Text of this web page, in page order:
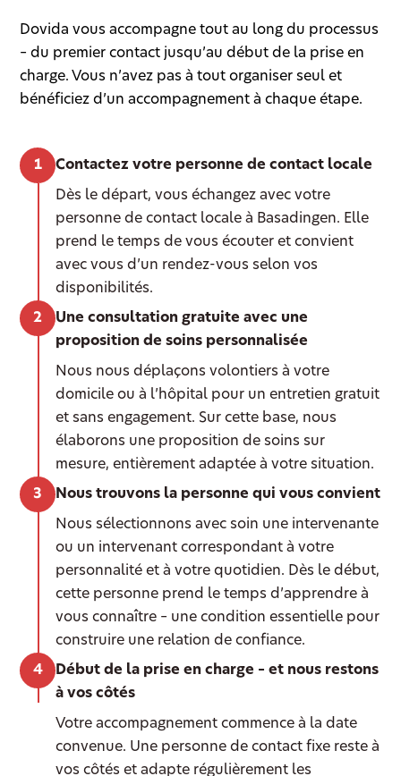
Dovida vous accompagne tout au long du processus
– du premier contact jusqu’au début de la prise en
charge. Vous n’avez pas à tout organiser seul et
bénéficiez d’un accompagnement à chaque étape.
Contactez votre personne de contact locale
Dès le départ, vous échangez avec votre
personne de contact locale à Basadingen. Elle
prend le temps de vous écouter et convient
avec vous d’un rendez-vous selon vos
disponibilités.
Une consultation gratuite avec une
proposition de soins personnalisée
Nous nous déplaçons volontiers à votre
domicile ou à l’hôpital pour un entretien gratuit
et sans engagement. Sur cette base, nous
élaborons une proposition de soins sur
mesure, entièrement adaptée à votre situation.
Nous trouvons la personne qui vous convient
Nous sélectionnons avec soin une intervenante
ou un intervenant correspondant à votre
personnalité et à votre quotidien. Dès le début,
cette personne prend le temps d’apprendre à
vous connaître – une condition essentielle pour
construire une relation de confiance.
Début de la prise en charge – et nous restons
à vos côtés
Votre accompagnement commence à la date
convenue. Une personne de contact fixe reste à
vos côtés et adapte régulièrement les